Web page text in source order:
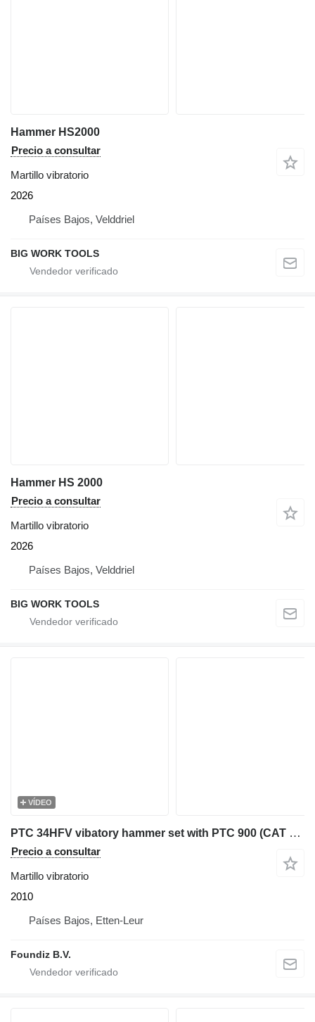
Hammer HS2000
Precio a consultar
Martillo vibratorio
2026
Países Bajos, Velddriel
BIG WORK TOOLS
Hammer HS 2000
Precio a consultar
Martillo vibratorio
2026
Países Bajos, Velddriel
BIG WORK TOOLS
VÍDEO
PTC 34HFV vibatory hammer set with PTC 900 (CAT C18) power unit
Precio a consultar
Martillo vibratorio
2010
Países Bajos, Etten-Leur
Foundiz B.V.